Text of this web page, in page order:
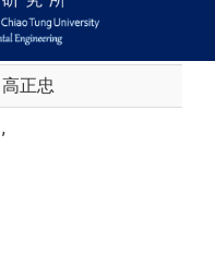
高正忠
,